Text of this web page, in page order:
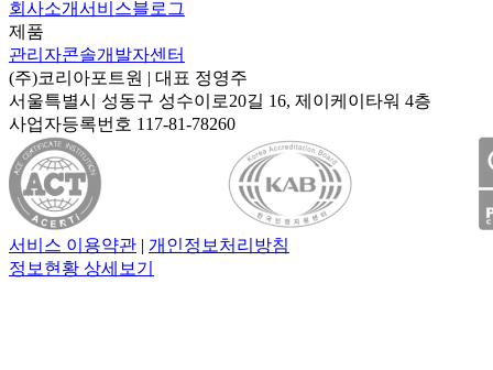
회사소개서비스블로그
제품
관리자콘솔개발자센터
(주)코리아포트원 | 대표 정영주
서울특별시 성동구 성수이로20길 16, 제이케이타워 4층
사업자등록번호 117-81-78260
서비스 이용약관 | 개인정보처리방침
정보현황 상세보기